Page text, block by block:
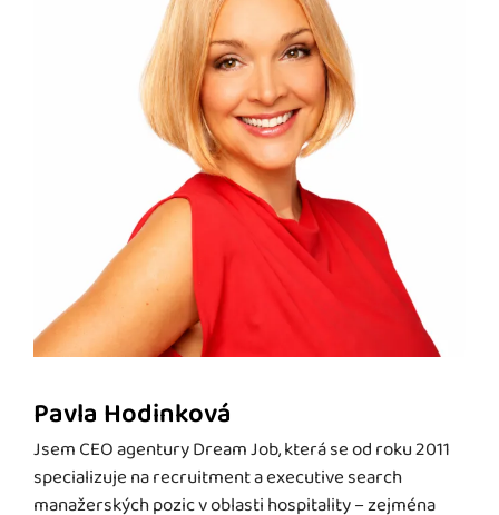
Pavla Hodinková
Jsem CEO agentury Dream Job, která se od roku 2011
specializuje na recruitment a executive search
manažerských pozic v oblasti hospitality – zejména